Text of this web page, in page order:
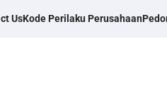
UsKode Perilaku Perusahaan